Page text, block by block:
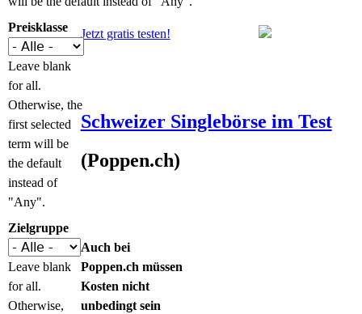
Jetzt gratis testen!
Schweizer Singlebörse im Test
(Poppen.ch)
Auch bei
Poppen.ch müssen
Kosten nicht
unbedingt sein
Preisklasse
Leave blank
for all.
Otherwise, the
first selected
term will be
the default
instead of
"Any".
Zielgruppe
Leave blank
for all.
Otherwise,